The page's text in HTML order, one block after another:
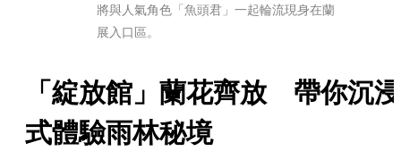
將與人氣角色「魚頭君」一起輪流現身在蘭
展入口區。
「綻放館」蘭花齊放　帶你沉浸
式體驗雨林秘境